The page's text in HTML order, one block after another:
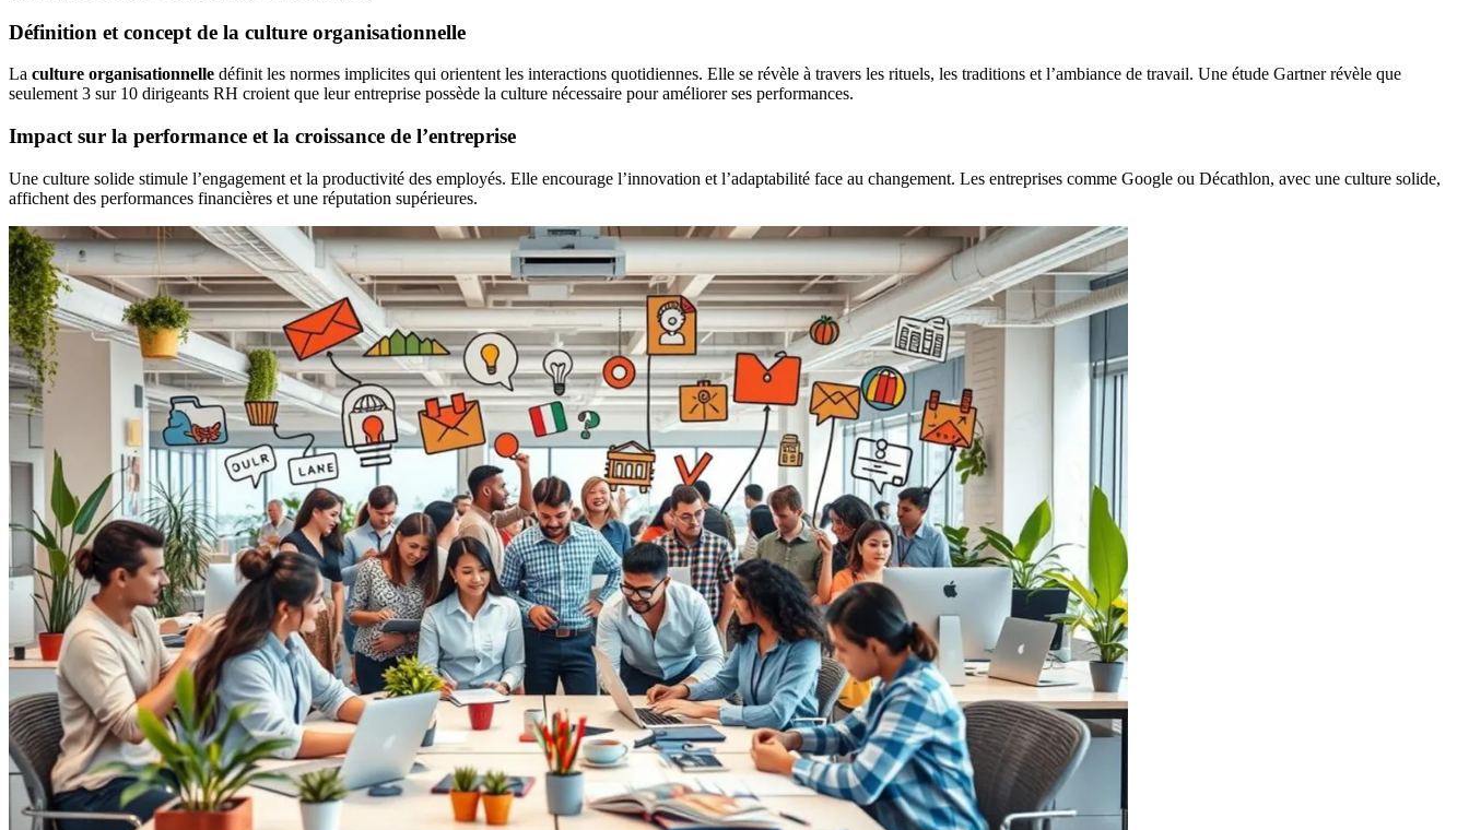
Définition et concept de la culture organisationnelle
La culture organisationnelle définit les normes implicites qui orientent les interactions quotidiennes. Elle se révèle à travers les rituels, les traditions et l’ambiance de travail. Une étude Gartner révèle que
seulement 3 sur 10 dirigeants RH croient que leur entreprise possède la culture nécessaire pour améliorer ses performances.
Impact sur la performance et la croissance de l’entreprise
Une culture solide stimule l’engagement et la productivité des employés. Elle encourage l’innovation et l’adaptabilité face au changement. Les entreprises comme Google ou Décathlon, avec une culture solide,
affichent des performances financières et une réputation supérieures.